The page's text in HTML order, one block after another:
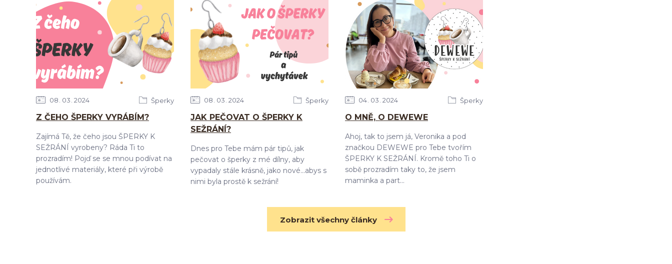
08 03 2024 Šperky
Z ČEHO ŠPERKY VYRÁBÍM?
Zajímá Tě, že čeho jsou ŠPERKY K
SEŽRÁNÍ vyrobeny? Ráda Ti to
prozradím! Pojď se se mnou podívat na
jednotlivé materiály, které při výrobě
používám.
08 03 2024 Šperky
JAK PEČOVAT O ŠPERKY K
SEŽRÁNÍ?
Dnes pro Tebe mám pár tipů, jak
pečovat o šperky z mé dílny, aby
vypadaly stále krásně, jako nové...abys s
nimi byla prostě k sežrání!
04 03 2024 Šperky
O MNĚ, O DEWEWE
Ahoj, tak to jsem já, Veronika a pod
značkou DEWEWE pro Tebe tvořím
ŠPERKY K SEŽRÁNÍ. Kromě toho Ti o
sobě prozradím taky to, že jsem
maminka a part...
Zobrazit všechny články